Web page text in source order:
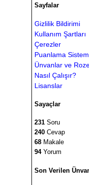
Sayfalar
Gizlilik Bildirimi
Kullanım Şartları
Çerezler
Puanlama
Ünvanlar ve
Nasıl Çalışır?
Lisanslar
Sayaçlar
231 Soru
240 Cevap
68 Makale
94Yorum
Son Verilen